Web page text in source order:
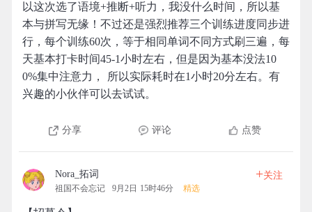
以这次选了语境+推断+听力，我没什么时间，所以基
本与拼写无缘！不过还是强烈推荐三个训练进度同步进
行，每个训练60次，等于相同单词不同方式刷三遍，每
天基本打卡时间45-1小时左右，但是因为基本没法10
0%集中注意力， 所以实际耗时在1小时20分左右。有
兴趣的小伙伴可以去试试。
分享 评论 点赞
Nora_拓词
祖国不会忘记 9月2日 15时46分 精选
+关注